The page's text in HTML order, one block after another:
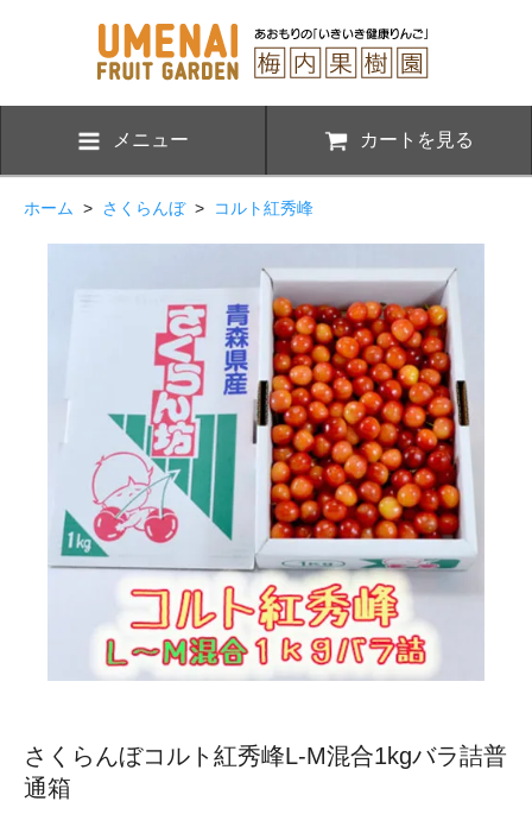
メニュー カートを見る
ホーム > さくらんぼ> コルト紅秀峰
さくらんぼコルト紅秀峰L-M混合1kgバラ詰普
通箱